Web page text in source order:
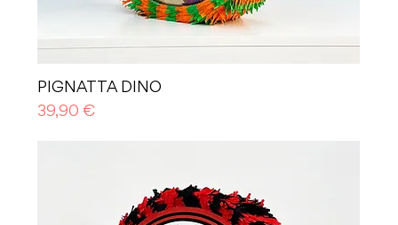
PIGNATTA DINO
Prezzo
39,90 €